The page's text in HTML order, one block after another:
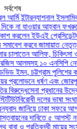
সর্বশেষ
ইন্টারন্যাশনাল ইসলামিক
না যাওয়ার আহ্বান ফখরুলের
করলেন ইউএই প্রেসিডেন্ট
করবে জামায়াত
আলিফ, চিকিৎসা ও
আলমসহ ১০ এনসিপি
ইমন, চট্টগ্রাম পুলিশের
প্রলোভনে ধর্ষণ এবং
সেনা প্রধানের
বিরোধী দলের ভাষা
জানিয়ে ঢাকা সফরে
দাবিতে ৫ আগস্ট
ও প্রতিবন্ধী মায়ের সংসার